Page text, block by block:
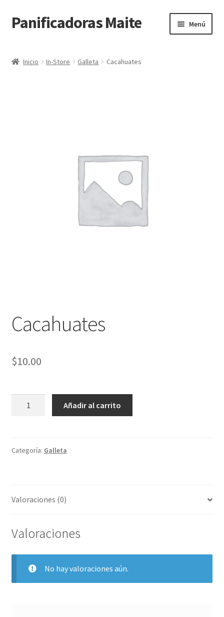
Ir
a
navegación
Ir
al
Panificadoras Maite Menú
Inicio In-Store Galleta Cacahuates
Cacahuates
$10.00
Añadir al carrito
Categoría: Galleta
Valoraciones (0)
Valoraciones
No hay valoraciones aún.